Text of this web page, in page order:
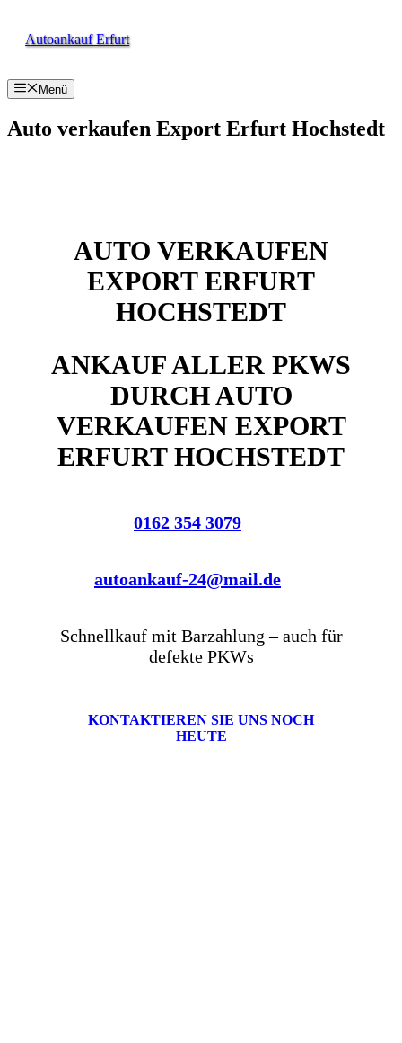
InhaltAutoankauf Erfurt
Menü
Auto verkaufen Export Erfurt Hochstedt
AUTO VERKAUFEN
EXPORT ERFURT
HOCHSTEDT
ANKAUF ALLER PKWS
DURCH AUTO
VERKAUFEN EXPORT
ERFURT HOCHSTEDT
0162 354 3079
autoankauf-24@mail.de
Schnellkauf mit Barzahlung – auch für
defekte PKWs
KONTAKTIEREN SIE UNS NOCH
HEUTE